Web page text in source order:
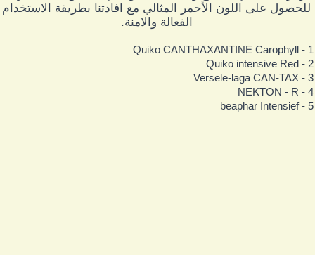
للحصول على اللون الأحمر المثالي مع افادتنا بطريقة الاستخدام
الفعالة والامنة.
1 - Quiko
2 - Quiko
3 - Versele-
4 -
5 -